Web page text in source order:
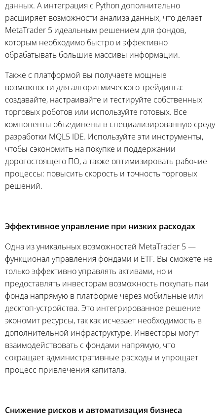
данных. А интеграция с Python дополнительно
расширяет возможности анализа данных, что делает
MetaTrader 5 идеальным решением для фондов,
которым необходимо быстро и эффективно
обрабатывать большие массивы информации.
Также с платформой вы получаете мощные
возможности для алгоритмического трейдинга:
создавайте, настраивайте и тестируйте собственных
торговых роботов или используйте готовых. Все
компоненты объединены в специализированную среду
разработки MQL5 IDE. Используйте эти инструменты,
чтобы сэкономить на покупке и поддержании
дорогостоящего ПО, а также оптимизировать рабочие
процессы: повысить скорость и точность торговых
решений.
Эффективное управление при низких расходах
Одна из уникальных возможностей MetaTrader 5 —
функционал управления фондами и ETF. Вы сможете не
только эффективно управлять активами, но и
предоставлять инвесторам возможность покупать паи
фонда напрямую в платформе через мобильные или
десктоп-устройcтва. Это интегрированное решение
экономит ресурсы, так как исчезает необходимость в
дополнительной инфраструктуре. Инвесторы могут
взаимодействовать с фондами напрямую, что
сокращает административные расходы и упрощает
процесс привлечения капитала.
Снижение рисков и автоматизация бизнеса